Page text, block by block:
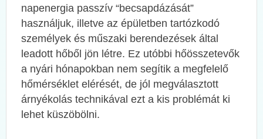
napenergia passzív “becsapdázását”
használjuk, illetve az épületben tartózkodó
személyek és műszaki berendezések által
leadott hőből jön létre. Ez utóbbi hőösszetevők
a nyári hónapokban nem segítik a megfelelő
hőmérséklet elérését, de jól megválasztott
árnyékolás technikával ezt a kis problémát ki
lehet küszöbölni.